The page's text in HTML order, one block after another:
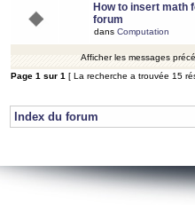
How to insert math
forum
dans Computation
Afficher les messages
Page 1 sur 1 [ La recherche a trouvée 15
Index du forum